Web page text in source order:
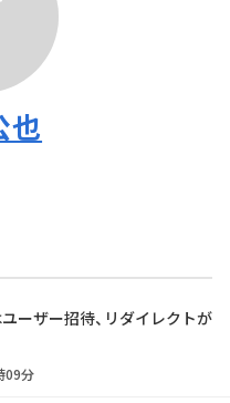
也
ーザー招待、リダイレクトが
09分